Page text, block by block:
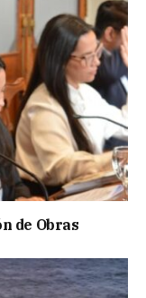
de Obras